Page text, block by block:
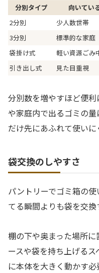
分別タイプ 向いてい
2分別
少人数世帯
3分別
標準的な家庭
袋掛け式
軽い資源ごみ
引き出し式
見た目重視
分別数を増やすほど便
や家庭内で出るゴミの
だけ先にあふれて使いに
袋交換のしやすさ
パントリーでゴミ箱の
てる瞬間よりも袋を交換
棚の下や奥まった場所
ースや袋を持ち上げる
に本体を大きく動かす必